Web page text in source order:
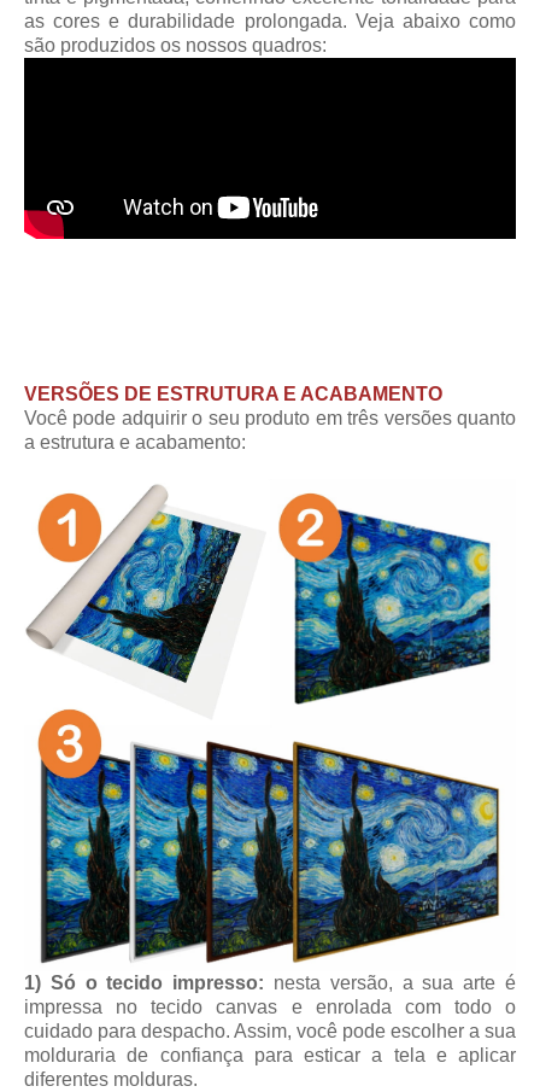
as cores e durabilidade prolongada. Veja abaixo como
são produzidos os nossos quadros:
VERSÕES DE ESTRUTURA E ACABAMENTO
Você pode adquirir o seu produto em três versões quanto
a estrutura e acabamento:
1) Só o tecido impresso: nesta versão, a sua arte é
impressa no tecido canvas e enrolada com todo o
cuidado para despacho. Assim, você pode escolher a sua
molduraria de confiança para esticar a tela e aplicar
diferentes molduras.